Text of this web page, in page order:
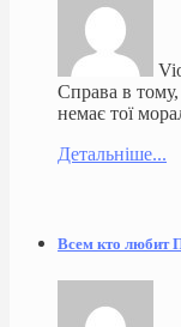
Справа в
немає тої
Детальніше...
Всем кто любит